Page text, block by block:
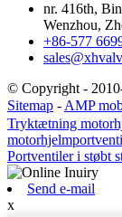
nr. 416th,
Wenzhou,
+86-577
© Copyright -
Sitemap - AMP
Tryktætning
Portventiler i støbt
Send e-mail
x